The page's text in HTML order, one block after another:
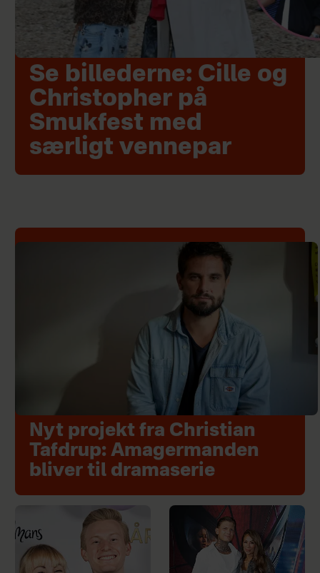
Se billederne: Cille og
Christopher på
Smukfest med
særligt vennepar
Nyt projekt fra Christian
Tafdrup: Amagermanden
bliver til dramaserie